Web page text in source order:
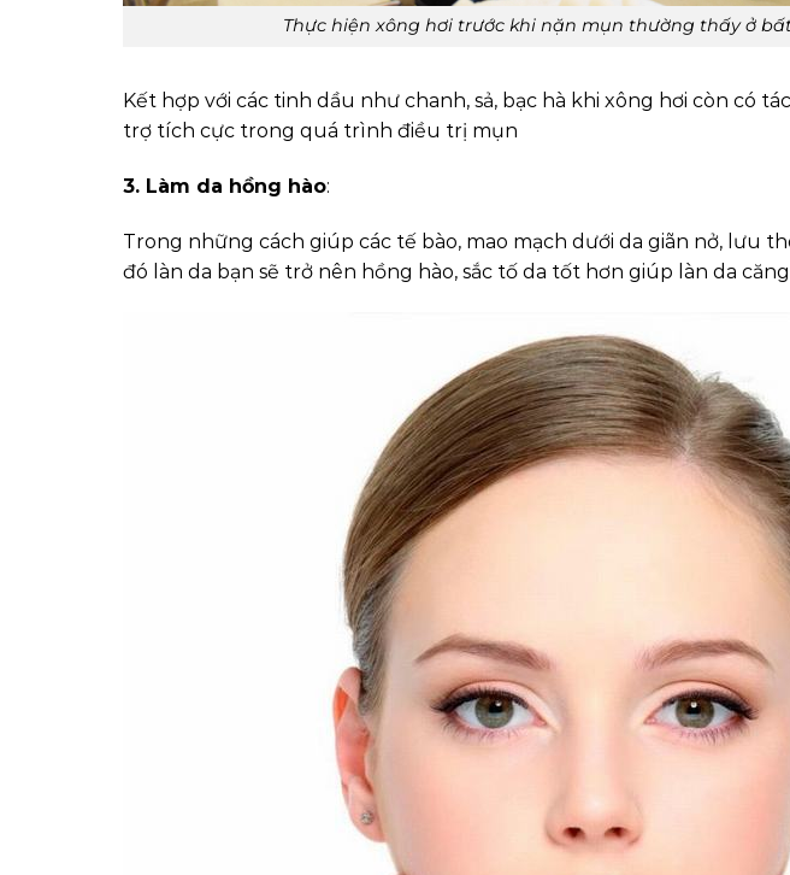
Thực hiện xông hơi trước khi nặn mụn thường thấy ở
Kết hợp với các tinh dầu như chanh, sả, bạc hà khi xông hơi còn có
trợ tích cực trong quá trình điều trị mụn
3. Làm da hồng hào:
Trong những cách giúp các tế bào, mao mạch dưới da giãn nở, lưu
đó làn da bạn sẽ trở nên hồng hào, sắc tố da tốt hơn giúp làn da